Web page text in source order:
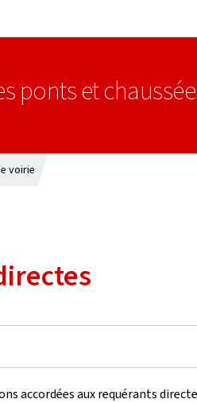
ponts et
voirie
accordées aux requérants